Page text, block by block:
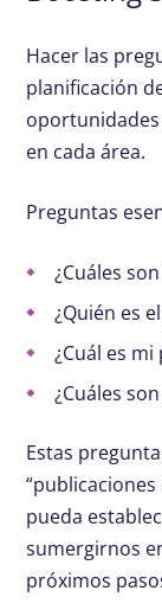
Hacer las
planificación
en cada área.
Preguntas
¿Cuáles
¿Quién es
¿Cuál es
¿Cuáles
Estas
pueda
sumergirnos
próximos